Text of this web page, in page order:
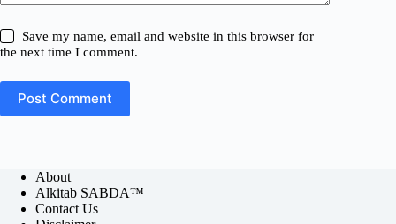
Save my name, email and website in this browser for
the next time I comment.
Post Comment
About
Alkitab SABDA™
Contact Us